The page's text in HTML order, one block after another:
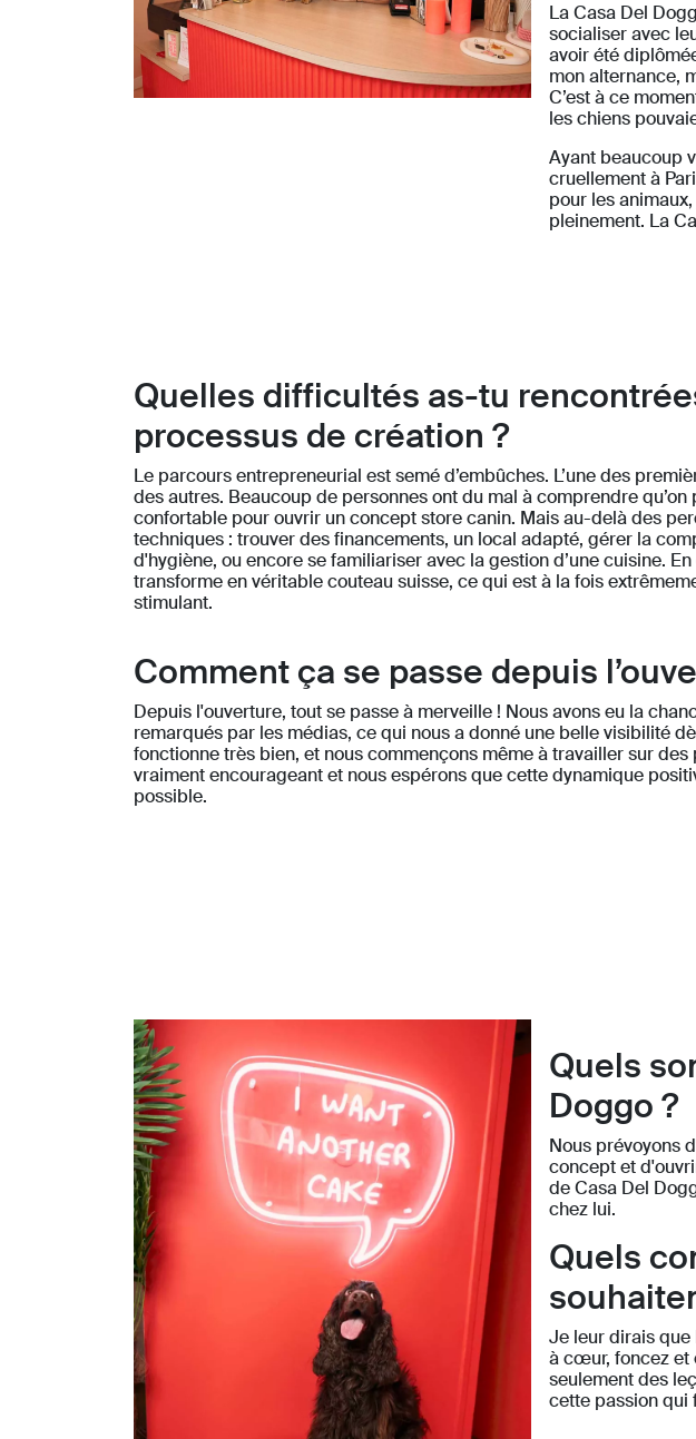
La Casa Del
socialiser avec
avoir été
mon alternance,
C’est à ce
les chiens
Ayant beaucoup
cruellement à
pour les
pleinement. La
Quelles difficultés as-tu
processus de création ?
Le parcours entrepreneurial est semé d’embûches. L’une des
des autres. Beaucoup de personnes ont du mal à comprendre
confortable pour ouvrir un concept store canin. Mais au-delà des
techniques : trouver des financements, un local adapté, gérer la
d'hygiène, ou encore se familiariser avec la gestion d’une cuisine.
transforme en véritable couteau suisse, ce qui est à la fois
stimulant.
Comment ça se passe depuis
Depuis l'ouverture, tout se passe à merveille ! Nous avons eu la
remarqués par les médias, ce qui nous a donné une belle visibilité
fonctionne très bien, et nous commençons même à travailler sur des
vraiment encourageant et nous espérons que cette dynamique
possible.
Quels
Doggo ?
Nous prévoyons
concept et
de Casa Del
chez lui.
Quels
Je leur dirais que
à cœur, foncez et
seulement des
cette passion qui